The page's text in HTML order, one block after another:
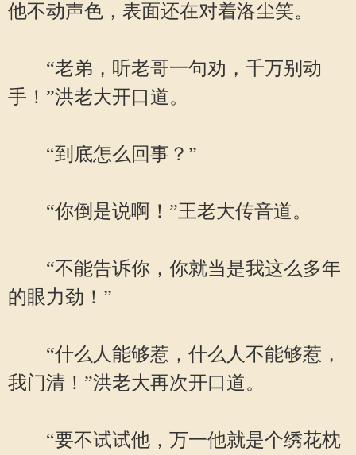
他不动声色，表面还在对着洛尘笑。
“老弟，听老哥一句劝，千万别动
手！”洪老大开口道。
“到底怎么回事？”
“你倒是说啊！”王老大传音道。
“不能告诉你，你就当是我这么多年
的眼力劲！”
“什么人能够惹，什么人不能够惹，
我门清！”洪老大再次开口道。
“要不试试他，万一他就是个绣花枕